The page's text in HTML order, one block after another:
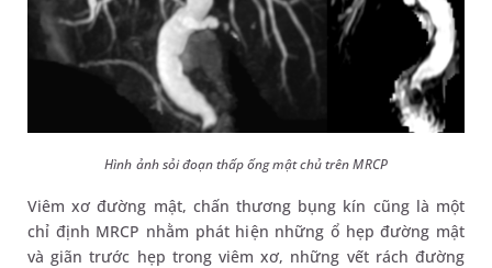
Hình ảnh sỏi đoạn thấp ống mật chủ trên MRCP
Viêm xơ đường mật, chấn thương bụng kín cũng là một
chỉ định MRCP nhằm phát hiện những ổ hẹp đường mật
và giãn trước hẹp trong viêm xơ, những vết rách đường